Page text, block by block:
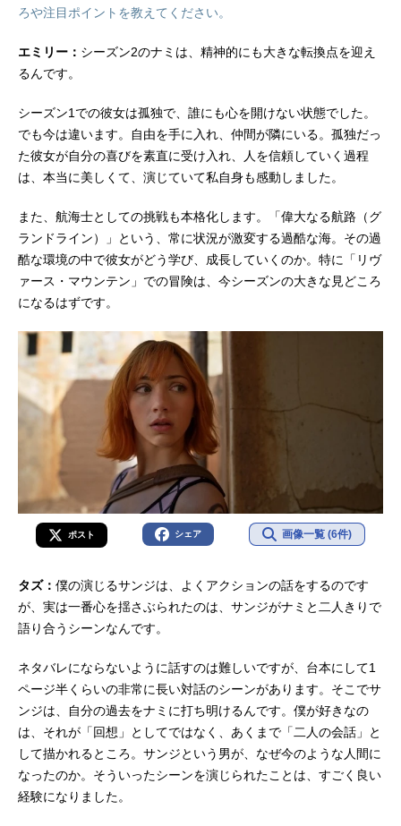
ろや注目ポイントを教えてください。
エミリー： シーズン2のナミは、精神的にも大きな転換点を迎え
るんです。
シーズン1での彼女は孤独で、誰にも心を開けない状態でした。
でも今は違います。自由を手に入れ、仲間が隣にいる。孤独だっ
た彼女が自分の喜びを素直に受け入れ、人を信頼していく過程
は、本当に美しくて、演じていて私自身も感動しました。
また、航海士としての挑戦も本格化します。「偉大なる航路（グ
ランドライン）」という、常に状況が激変する過酷な海。その過
酷な環境の中で彼女がどう学び、成長していくのか。特に「リヴ
ァース・マウンテン」での冒険は、今シーズンの大きな見どころ
になるはずです。
ポスト シェア 画像一覧 (6件)
タズ： 僕の演じるサンジは、よくアクションの話をするのです
が、実は一番心を揺さぶられたのは、サンジがナミと二人きりで
語り合うシーンなんです。
ネタバレにならないように話すのは難しいですが、台本にして1
ページ半くらいの非常に長い対話のシーンがあります。そこでサ
ンジは、自分の過去をナミに打ち明けるんです。僕が好きなの
は、それが「回想」としてではなく、あくまで「二人の会話」と
して描かれるところ。サンジという男が、なぜ今のような人間に
なったのか。そういったシーンを演じられたことは、すごく良い
経験になりました。